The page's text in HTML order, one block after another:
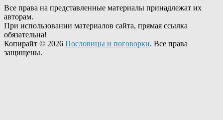
Все права на представленные материалы принадлежат их
авторам.
При использовании материалов сайта, прямая ссылка
обязательна!
Копирайт © 2026 Пословицы и поговорки. Все права
защищены.